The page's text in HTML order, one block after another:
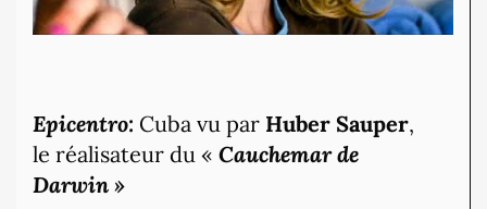
Epicentro: Cuba vu par Huber Sauper,
le réalisateur du « Cauchemar de
Darwin »